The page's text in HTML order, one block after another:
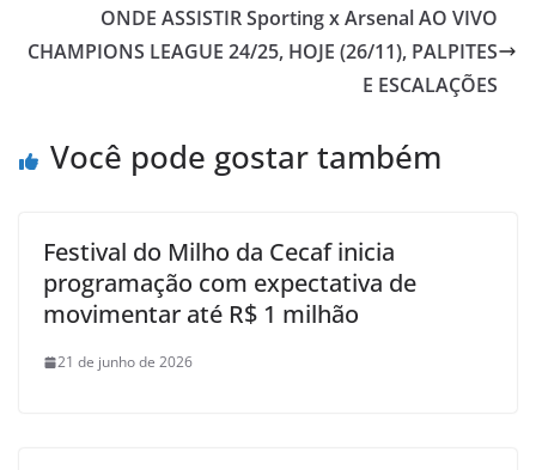
ONDE ASSISTIR Sporting x Arsenal AO VIVO
CHAMPIONS LEAGUE 24/25, HOJE (26/11), PALPITES
E ESCALAÇÕES
Você pode gostar também
Festival do Milho da Cecaf inicia
programação com expectativa de
movimentar até R$ 1 milhão
21 de junho de 2026